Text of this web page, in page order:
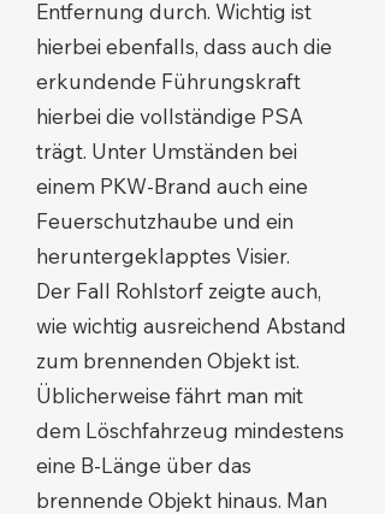
Entfernung durch. Wichtig ist
hierbei ebenfalls, dass auch die
erkundende Führungskraft
hierbei die vollständige PSA
trägt. Unter Umständen bei
einem PKW-Brand auch eine
Feuerschutzhaube und ein
heruntergeklapptes Visier.
Der Fall Rohlstorf zeigte auch,
wie wichtig ausreichend Abstand
zum brennenden Objekt ist.
Üblicherweise fährt man mit
dem Löschfahrzeug mindestens
eine B-Länge über das
brennende Objekt hinaus. Man